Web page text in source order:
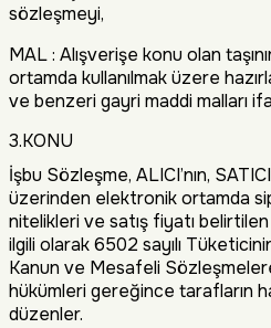
sözleşmeyi,
MAL : Alışverişe konu olan
ortamda kullanılmak üzere
ve benzeri gayri maddi malları
3.KONU
İşbu Sözleşme, ALICI’nın,
üzerinden elektronik ortamda
nitelikleri ve satış fiyatı
ilgili olarak 6502 sayılı
Kanun ve Mesafeli
hükümleri gereğince tarafların
düzenler.